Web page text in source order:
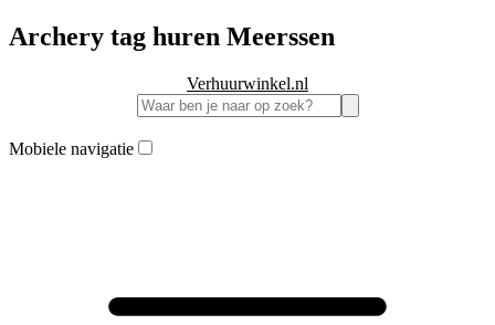
Archery tag huren Meerssen
Verhuurwinkel.nl
Mobiele navigatie